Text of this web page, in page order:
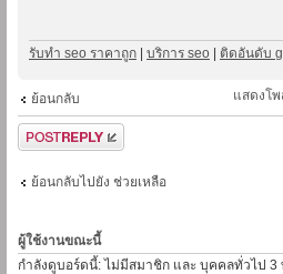
รับทำ seo ราคาถูก | บริการ seo | ติดอันดับ
ย้อนกลับ แสดงโ
ตอบกระทู้
ย้อนกลับไปยัง ช่วยเหลือ
ผู้ใช้งานขณะนี้
กำลังดูบอร์ดนี้: ไม่มีสมาชิก และ บุคคลทั่วไป 3